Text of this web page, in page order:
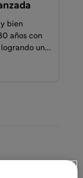
bien
años con
una